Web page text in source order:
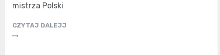
mistrza Polski
CZYTAJ DALEJJ